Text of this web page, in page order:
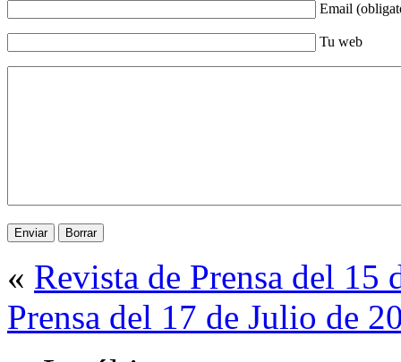
Email
Tu web
« Revista de Prensa del 15
Prensa del 17 de Julio de